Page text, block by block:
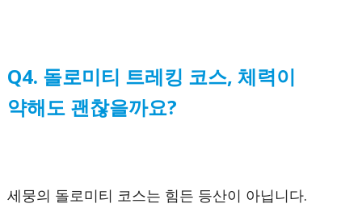
Q4. 돌로미티 트레킹 코스, 체력이
약해도 괜찮을까요?
세뭉의 돌로미티 코스는 힘든 등산이 아닙니다.